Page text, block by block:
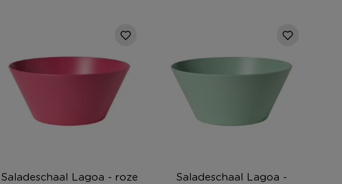
Saladeschaal Lagoa - roze
Saladeschaal Lagoa -